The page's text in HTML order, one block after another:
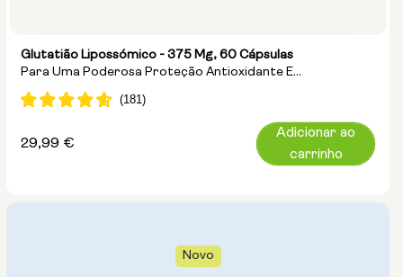
Glutatião Lipossómico - 375 Mg, 60 Cápsulas
Para Uma Poderosa Proteção Antioxidante E
Desintoxicação Celular
Preço
29,99 €
Adicionar ao
carrinho
Novo